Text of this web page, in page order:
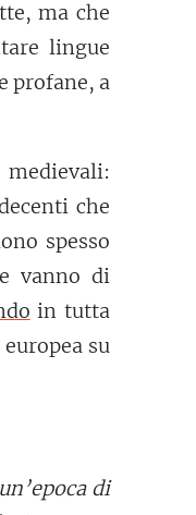
ma che
lingue
profane, a
che
spesso
vanno di
in tutta
su
di